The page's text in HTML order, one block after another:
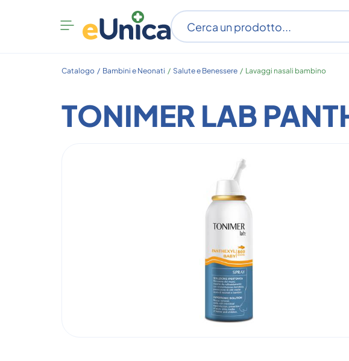
Apri
menu
Catalogo / Bambini e Neonati / Salute e Benessere / Lavaggi nasali bambino
TONIMER LAB